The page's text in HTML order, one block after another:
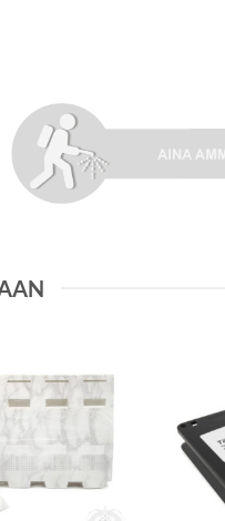
Lisää